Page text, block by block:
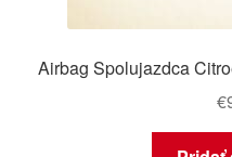
Airbag Spolujazdca
€